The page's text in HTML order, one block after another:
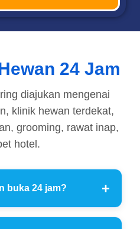
24 Jam
diajukan mengenai
klinik hewan terdekat,
grooming, rawat inap,
hotel.
buka 24 jam?